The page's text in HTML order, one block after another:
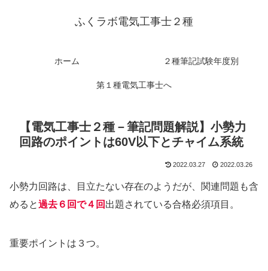
ふくラボ電気工事士２種
ホーム ２種筆記試験年度別
第１種電気工事士へ
【電気工事士２種－筆記問題解説】小勢力
回路のポイントは60V以下とチャイム系統
2022.03.27 2022.03.26
小勢力回路は、目立たない存在のようだが、関連問題も含
めると過去６回で４回 出題されている合格必須項目。
重要ポイントは３つ。